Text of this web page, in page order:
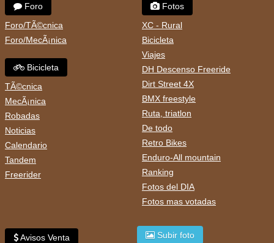
Foro
Foro/TÃ©cnica
Foro/MecÃ¡nica
Bicicleta
TÃ©cnica
MecÃ¡nica
Robadas
Noticias
Calendario
Tandem
Freerider
Fotos
XC - Rural
Bicicleta
Viajes
DH Descenso Freeride
Dirt Street 4X
BMX freestyle
Ruta, triatlon
De todo
Retro Bikes
Enduro-All mountain
Ranking
Fotos del DIA
Fotos mas votadas
Avisos Venta
Subir foto